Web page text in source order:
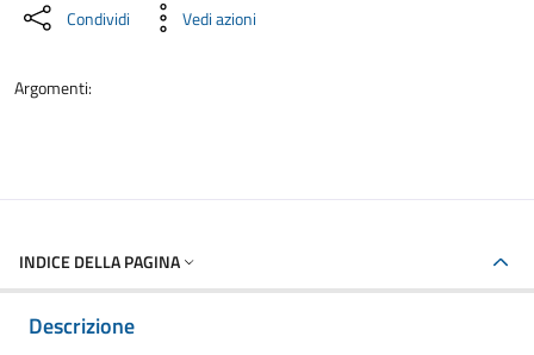
Condividi Vedi azioni
Argomenti:
INDICE DELLA PAGINA
Descrizione